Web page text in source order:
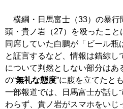
横綱・日馬富士（33）の暴行
頭・貴ノ岩（27）を殴ったこと
同席していた白鵬が「ビール瓶
と証言するなど、情報は錯綜し
について判然としない部分はあ
の“無礼な態度”に腹を立てたと
一部報道では、日馬富士が話し
わらず、貴ノ岩がスマホをいじ